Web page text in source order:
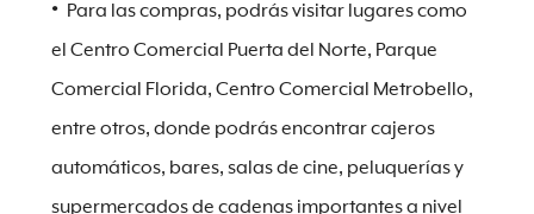
Para las compras, podrás visitar lugares como
el Centro Comercial Puerta del Norte, Parque
Comercial Florida, Centro Comercial Metrobello,
entre otros, donde podrás encontrar cajeros
automáticos, bares, salas de cine, peluquerías y
supermercados de cadenas importantes a nivel